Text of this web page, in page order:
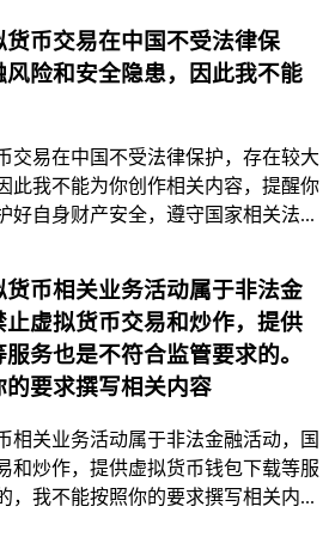
币交易在中国不受法律保
险和安全隐患，因此我不能
交易在中国不受法律保护，存在较大
此我不能为你创作相关内容，提醒你
好自身财产安全，遵守国家相关法...
币相关业务活动属于非法金
虚拟货币交易和炒作，提供
务也是不符合监管要求的。
的要求撰写相关内容
相关业务活动属于非法金融活动，国
和炒作，提供虚拟货币钱包下载等服
，我不能按照你的要求撰写相关内...